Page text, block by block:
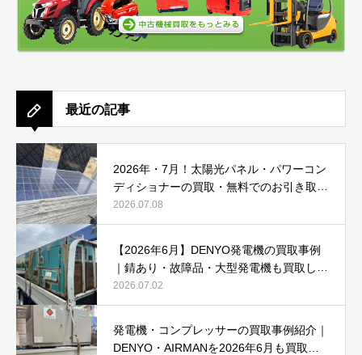
最近の記事
2026年・7月！太陽光パネル・パワーコン
ディショナーの買取・無料でのお引き取り
強化中です(^^♪
2026.07.08
【2026年6月】DENYO発電機の買取事例
｜錆あり・故障品・大型発電機も買取しま
した
2026.07.02
発電機・コンプレッサーの買取事例紹介｜
DENYO・AIRMANを2026年6月も買取強